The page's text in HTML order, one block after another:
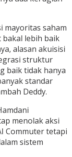
mayoritas saham
bakal lebih baik
alasan akuisisi
struktur
baik tidak hanya
standar
Deddy.
menolak aksi
Commuter tetapi
sistem